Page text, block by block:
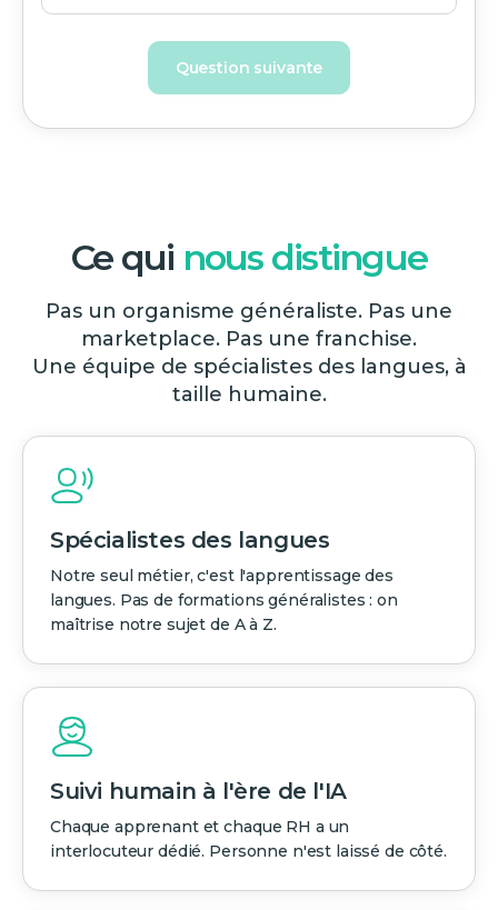
Question suivante
Ce qui nous distingue
Pas un organisme généraliste. Pas une
marketplace. Pas une franchise.
Une équipe de spécialistes des langues, à
taille humaine.
Spécialistes des langues
Notre seul métier, c'est l'apprentissage des
langues. Pas de formations généralistes : on
maîtrise notre sujet de A à Z.
Suivi humain à l'ère de l'IA
Chaque apprenant et chaque RH a un
interlocuteur dédié. Personne n'est laissé de côté.